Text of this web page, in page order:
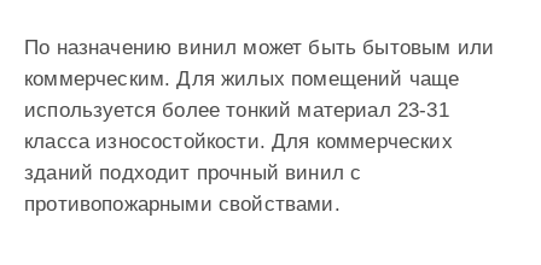
По назначению винил может быть бытовым или
коммерческим. Для жилых помещений чаще
используется более тонкий материал 23-31
класса износостойкости. Для коммерческих
зданий подходит прочный винил с
противопожарными свойствами.